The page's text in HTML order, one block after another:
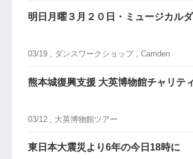
明日月曜３月２０日・ミュージカル
03/19 , ダンスワークショップ , Camden
熊本城復興支援 大英博物館チャリテ
03/12 , 大英博物館ツアー
東日本大震災より6年の今日18時に